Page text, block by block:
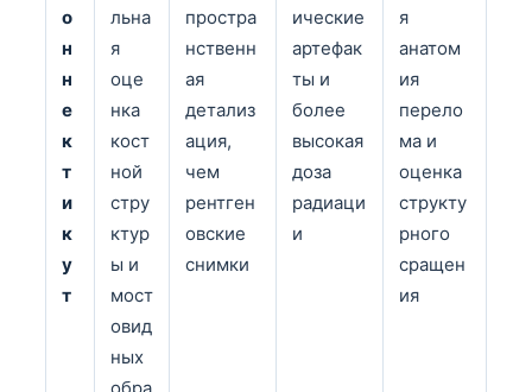
о
н
н
е
к
т
и
к
у
т
льна
я
оце
нка
кост
ной
стру
ктур
ы и
мост
овид
ных
простра
нственн
ая
детализ
ация,
чем
рентген
овские
снимки
ические
артефак
ты и
более
высокая
доза
радиаци
и
я
анатом
ия
перело
ма и
оценка
структу
рного
сращен
ия